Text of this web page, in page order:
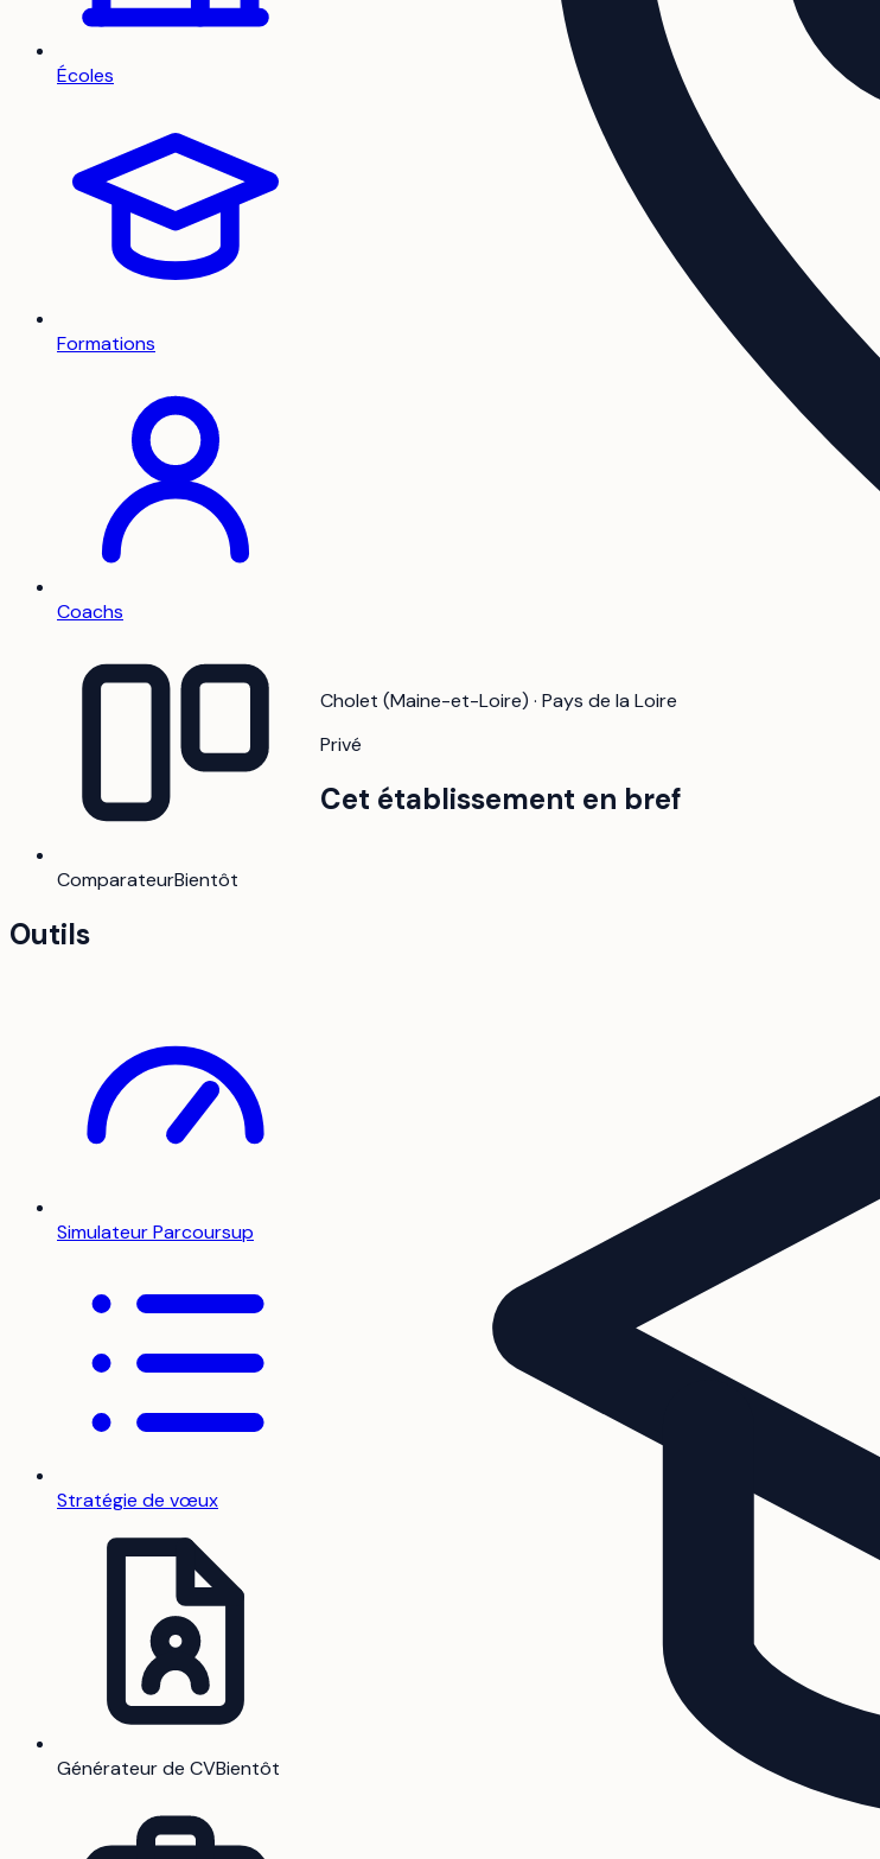
Écoles
Formations
Coachs
ComparateurBientôt
Outils
Simulateur Parcoursup
Stratégie de vœux
Générateur de CVBientôt
Cholet (Maine-et-Loire) · Pays de la Loire
Privé
Cet établissement en bref